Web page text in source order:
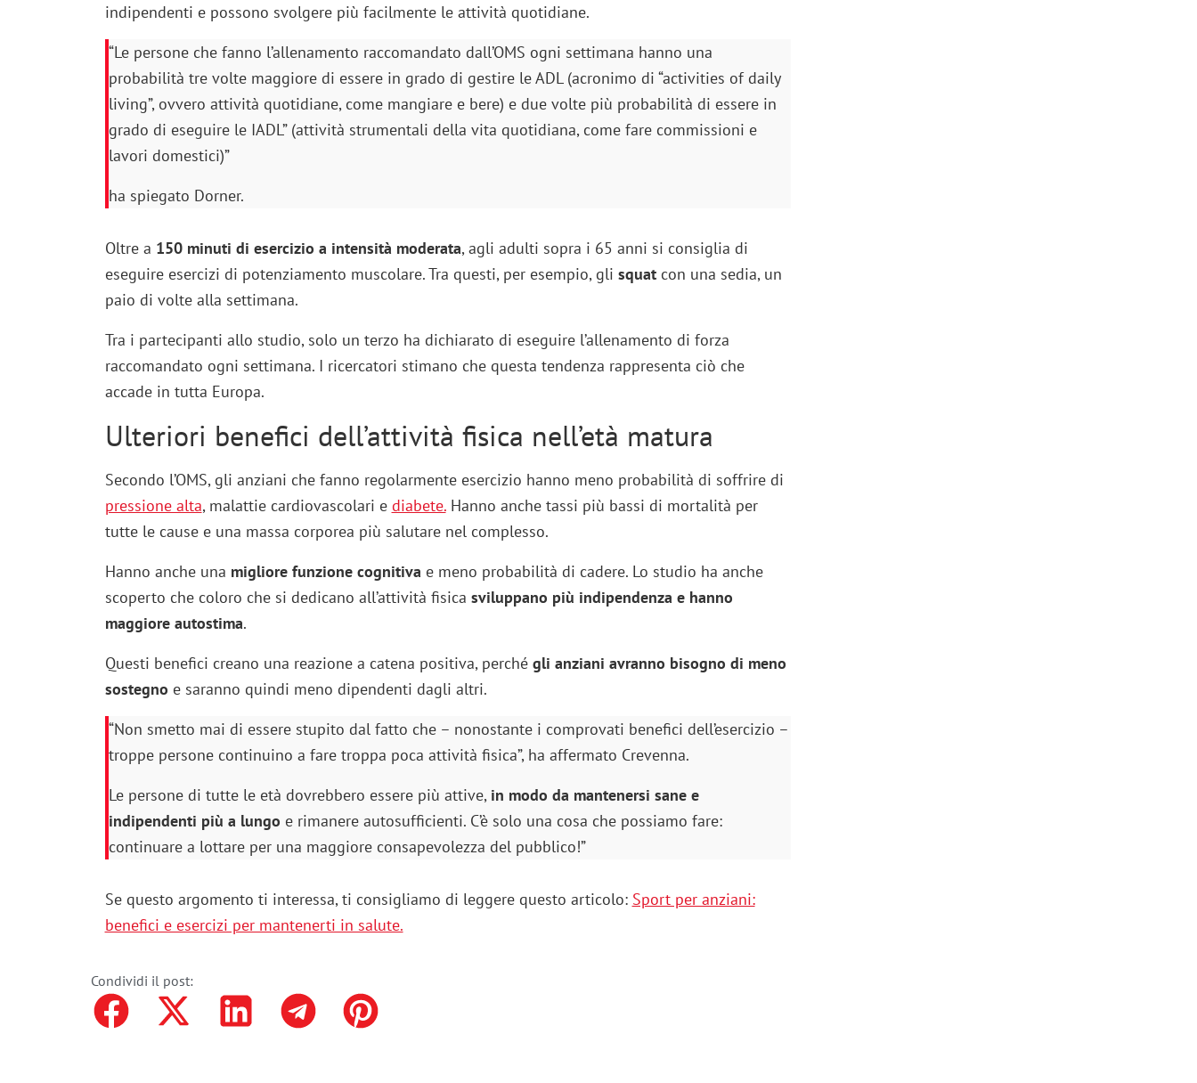
indipendenti e possono svolgere più facilmente le attività quotidiane.
“Le persone che fanno l’allenamento raccomandato dall’OMS ogni settimana hanno una
probabilità tre volte maggiore di essere in grado di gestire le ADL (acronimo di “activities of daily
living”, ovvero attività quotidiane, come mangiare e bere) e due volte più probabilità di essere in
grado di eseguire le IADL” (attività strumentali della vita quotidiana, come fare commissioni e
lavori domestici)”
ha spiegato Dorner.
Oltre a 150 minuti di esercizio a intensità moderata, agli adulti sopra i 65 anni si consiglia di
eseguire esercizi di potenziamento muscolare. Tra questi, per esempio, gli squat con una sedia, un
paio di volte alla settimana.
Tra i partecipanti allo studio, solo un terzo ha dichiarato di eseguire l’allenamento di forza
raccomandato ogni settimana. I ricercatori stimano che questa tendenza rappresenta ciò che
accade in tutta Europa.
Ulteriori benefici dell’attività fisica nell’età matura
Secondo l’OMS, gli anziani che fanno regolarmente esercizio hanno meno probabilità di soffrire di
pressione alta, malattie cardiovascolari e diabete.Hanno anche tassi più bassi di mortalità per
tutte le cause e una massa corporea più salutare nel complesso.
Hanno anche una migliore funzione cognitiva e meno probabilità di cadere. Lo studio ha anche
scoperto che coloro che si dedicano all’attività fisica sviluppano più indipendenza e hanno
maggiore autostima.
Questi benefici creano una reazione a catena positiva, perchégli anziani avranno bisogno di meno
sostegno e saranno quindi meno dipendenti dagli altri.
“Non smetto mai di essere stupito dal fatto che – nonostante i comprovati benefici dell’esercizio –
troppe persone continuino a fare troppa poca attività fisica”, ha affermato Crevenna.
Le persone di tutte le età dovrebbero essere più attive, in modo da mantenersi sane e
indipendenti più a lungo e rimanere autosufficienti. C’è solo una cosa che possiamo fare:
continuare a lottare per una maggiore consapevolezza del pubblico!”
Se questo argomento ti interessa, ti consigliamo di leggere questo articolo: Sport per anziani:
benefici e esercizi per mantenerti in salute.
Condividi il post: